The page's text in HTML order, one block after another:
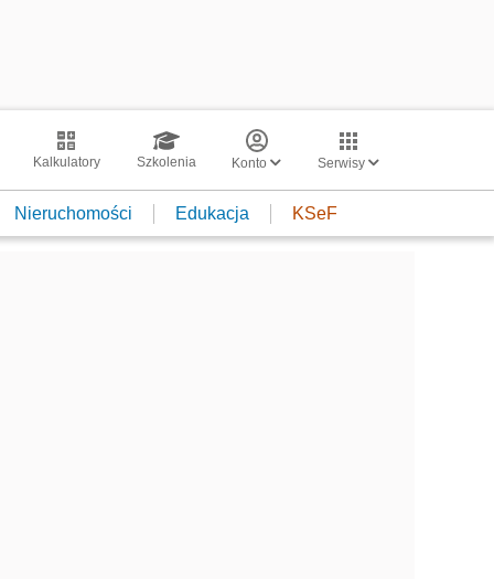
Kalkulatory Szkolenia Konto Serwisy
Nieruchomości Edukacja KSeF